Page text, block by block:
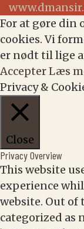
For at gøre din
cookies. Vi
er nødt til lige
AccepterLæs
Privacy &
Close
Privacy Overview
This website
experience
website. Out of
categorized as